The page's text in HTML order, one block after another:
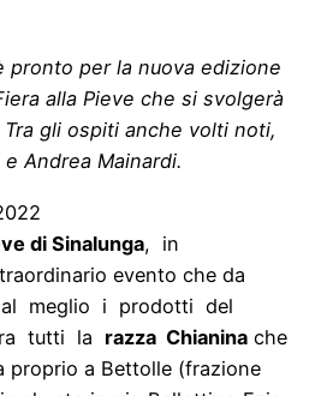
pronto per la nuova edizione
alla Pieve che si svolgerà
gli ospiti anche volti noti,
Andrea Mainardi.
di Sinalunga, in
evento che da
al meglio i prodotti del
tutti la razza Chianina che
proprio a Bettolle (frazione